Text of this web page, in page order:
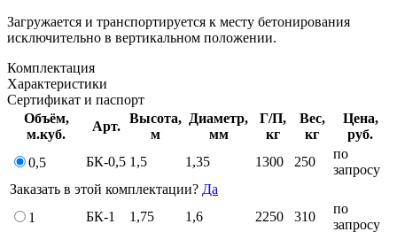
Загружается и транспортируется к месту бетонирования
исключительно в вертикальном положении.
Комплектация
Характеристики
Сертификат и паспорт
Объём,
м.куб.
Арт.
Высота,
м
Диаметр,
мм
Г/П,
кг
Вес,
кг
Цена,
руб.
0,5
БК-0,5 1,5 1,35 1300 250
по
запросу
Заказать в этой комплектации? Да
1
БК-1 1,75 1,6 2250 310
по
запросу